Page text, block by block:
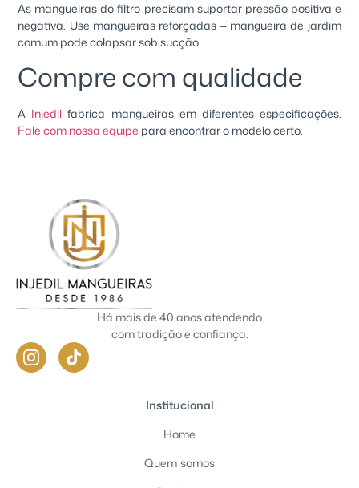
As mangueiras do filtro precisam suportar pressão positiva e
negativa. Use mangueiras reforçadas — mangueira de jardim
comum pode colapsar sob sucção.
Compre com qualidade
A Injedil fabrica mangueiras em diferentes especificações.
Fale com nossa equipe para encontrar o modelo certo.
Há mais de 40 anos atendendo
com tradição e confiança.
Institucional
Home
Quem somos